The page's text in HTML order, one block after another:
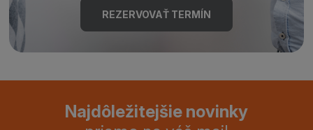
REZERVOVAŤ TERMÍN
Najdôležitejšie novinky